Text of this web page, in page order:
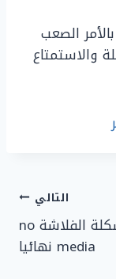
الصعب
والاستمتاع
التالي
حل مشكلة الفلاشة no
media نهائيا